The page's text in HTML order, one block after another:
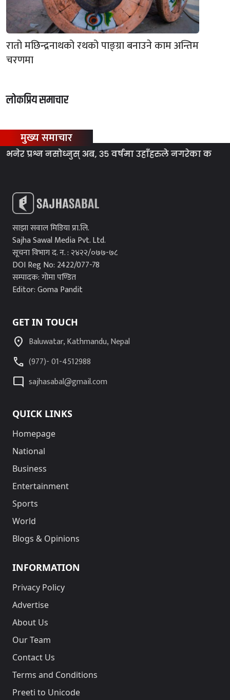
रातो मछिन्द्रनाथको रथको पाङ्ग्रा बनाउने काम अन्तिम
चरणमा
लोकप्रिय समाचार
मुख्य समाचार
प्रश्न नसोध्नुस् अब, ३५ वर्षमा उहाँहरुले नगरेका कामहरु
साझा सवाल मिडिया प्रा.लि.
Sajha Sawal Media Pvt. Ltd.
सूचना विभाग द. न. : २४२२/०७७-७८
DOI Reg No: 2422/077-78
सम्पादक: गोमा पण्डित
Editor: Goma Pandit
GET IN TOUCH
location_on Baluwatar, Kathmandu, Nepal
call (977)- 01-4512988
mode_comment sajhasabal@gmail.com
QUICK LINKS
Homepage
National
Business
Entertainment
Sports
World
Blogs & Opinions
INFORMATION
Privacy Policy
Advertise
About Us
Our Team
Contact Us
Terms and Conditions
Preeti to Unicode